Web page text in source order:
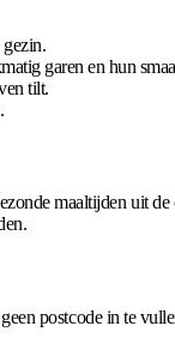
garen en hun
tilt.
maaltijden uit
postcode in te